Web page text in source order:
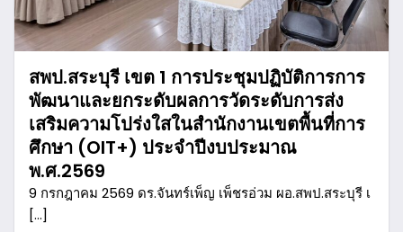
สพป.สระบุรี เขต 1 การประชุมปฏิบัติการการ
พัฒนาและยกระดับผลการวัดระดับการส่ง
เสริมความโปร่งใสในสำนักงานเขตพื้นที่การ
ศึกษา (OIT+) ประจำปีงบประมาณ
พ.ศ.2569
9 กรกฎาคม 2569 ดร.จันทร์เพ็ญ เพ็ชรอ่วม ผอ.สพป.สระบุรี เ
[…]